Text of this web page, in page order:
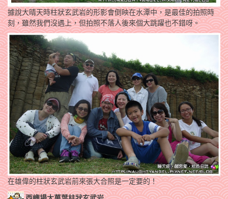
據說大晴天時柱狀玄武岩的形影會倒映在水潭中，是最佳的拍照時
刻，雖然我們沒遇上，但拍照不落人後來個大跳躍也不錯呀。
在雄偉的柱狀玄武岩前來張大合照是一定要的！